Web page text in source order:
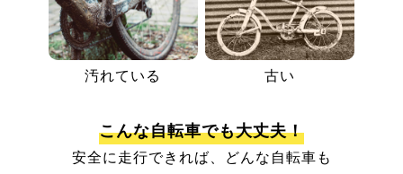
汚れている 古い
こんな自転車でも大丈夫！
安全に走行できれば、どんな自転車も